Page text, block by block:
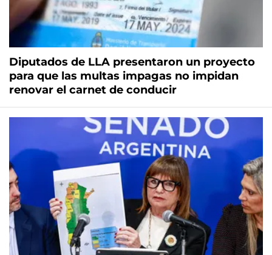
Diputados de LLA presentaron un proyecto
para que las multas impagas no impidan
renovar el carnet de conducir